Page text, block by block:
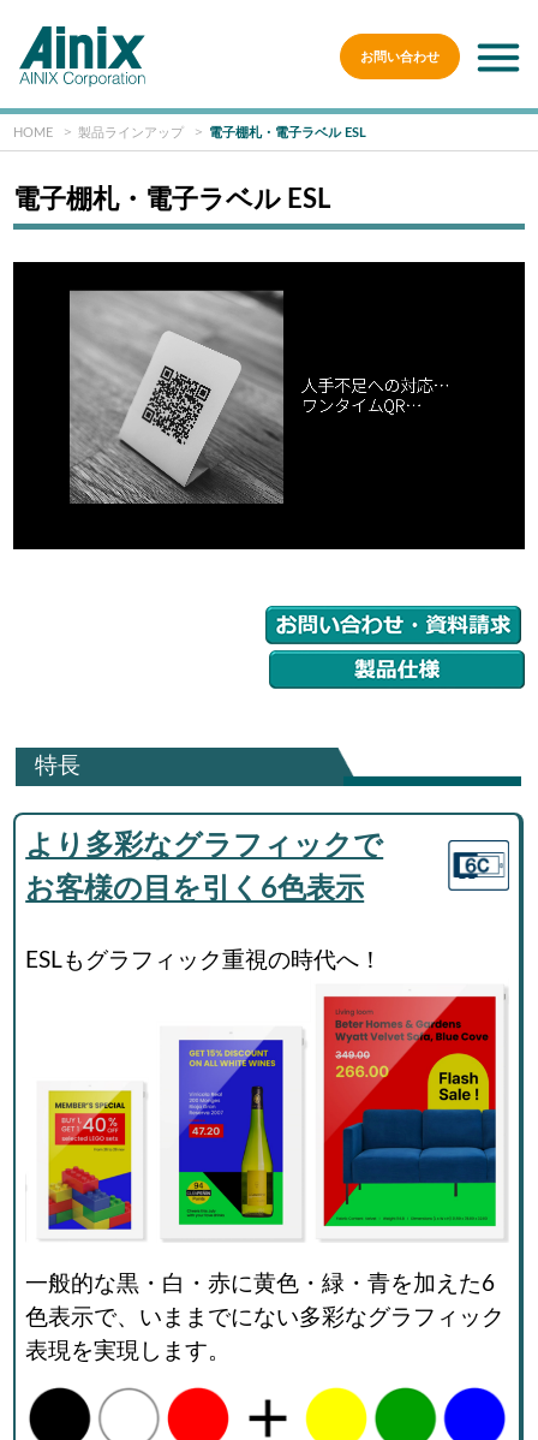
お問い合わせ
HOME 製品ラインアップ 電子棚札・電子ラベル ESL
電子棚札・電子ラベル ESL
特長
より多彩なグラフィックで
お客様の目を引く6色表示
ESLもグラフィック重視の時代へ！
一般的な黒・白・赤に黄色・緑・青を加えた6
色表示で、いままでにない多彩なグラフィック
表現を実現します。